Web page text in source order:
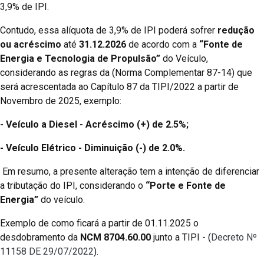
3,9% de IPI.
Contudo, essa alíquota de 3,9% de IPI poderá sofrer redução
ou acréscimo até 31.12.2026 de acordo com a “Fonte de
Energia e Tecnologia de Propulsão” do Veículo,
considerando as regras da (Norma Complementar 87-14) que
será acrescentada ao Capítulo 87 da TIPI/2022 a partir de
Novembro de 2025, exemplo:
- Veículo a Diesel - Acréscimo (+) de 2.5%;
- Veículo Elétrico - Diminuição (-) de 2.0%.
Em resumo, a presente alteração tem a intenção de diferenciar
a tributação do IPI, considerando o “Porte e Fonte de
Energia” do veículo.
Exemplo de como ficará a partir de 01.11.2025 o
desdobramento da NCM 8704.60.00 junto a TIPI - (Decreto Nº
11158 DE 29/07/2022).